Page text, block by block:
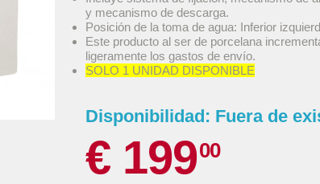
y mecanismo de descarga.
Posición de la toma de agua: Inferior
Este producto al ser de porcelana
ligeramente los gastos de envío.
SOLO 1 UNIDAD DISPONIBLE
Disponibilidad: Fuera de
€ 19900